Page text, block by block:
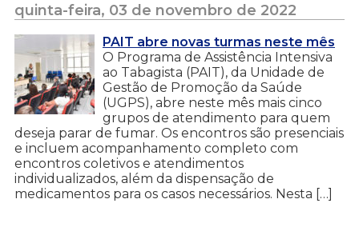
quinta-feira, 03 de novembro de 2022
PAIT abre novas turmas neste mês
O Programa de Assistência Intensiva
ao Tabagista (PAIT), da Unidade de
Gestão de Promoção da Saúde
(UGPS), abre neste mês mais cinco
grupos de atendimento para quem
deseja parar de fumar. Os encontros são presenciais
e incluem acompanhamento completo com
encontros coletivos e atendimentos
individualizados, além da dispensação de
medicamentos para os casos necessários. Nesta […]